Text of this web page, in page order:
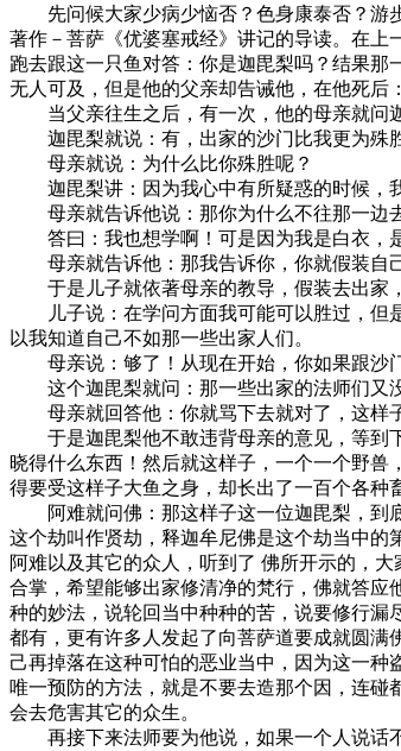
先问候大家少病少恼否？色身康泰否？游
著作－菩萨《优婆塞戒经》讲记的导读。在上
跑去跟这一只鱼对答：你是迦毘梨吗？结果
无人可及，但是他的父亲却告诫他，在他死后
当父亲往生之后，有一次，他的母亲就问
迦毘梨就说：有，出家的沙门比我更为殊胜
母亲就说：为什么比你殊胜呢？
迦毘梨讲：因为我心中有所疑惑的时候，我
母亲就告诉他说：那你为什么不往那一边
答曰：我也想学啊！可是因为我是白衣，是
母亲就告诉他：那我告诉你，你就假装自己
于是儿子就依著母亲的教导，假装去出家，
儿子说：在学问方面我可能可以胜过，但是
以我知道自己不如那一些出家人们。
母亲说：够了！从现在开始，你如果跟沙门
这个迦毘梨就问：那一些出家的法师们又
母亲就回答他：你就骂下去就对了，这样子
于是迦毘梨他不敢违背母亲的意见，等到下
晓得什么东西！然后就这样子，一个一个野
得要受这样子大鱼之身，却长出了一百个各种
阿难就问佛：那这样子这一位迦毘梨，到底
这个劫叫作贤劫，释迦牟尼佛是这个劫当中
阿难以及其它的众人，听到了 佛所开示的，
合掌，希望能够出家修清净的梵行，佛就答
种的妙法，说轮回当中种种的苦，说要修行漏
都有，更有许多人发起了向菩萨道要成就圆满
己再掉落在这种可怕的恶业当中，因为这一
唯一预防的方法，就是不要去造那个因，连
会去危害其它的众生。
再接下来法师要为他说，如果一个人说话不